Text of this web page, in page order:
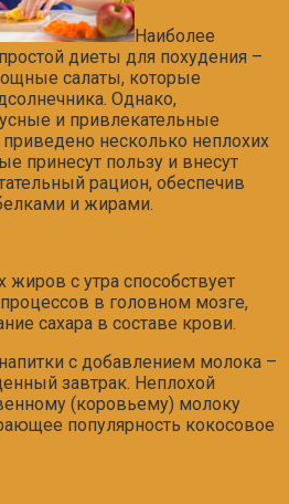
Наиболее
диеты для похудения –
салаты, которые
Однако,
и привлекательные
несколько неплохих
принесут пользу и внесут
рацион, обеспечив
и жирами.
с утра способствует
в головном мозге,
сахара в составе крови.
с добавлением молока –
завтрак. Неплохой
(коровьему) молоку
популярность кокосовое